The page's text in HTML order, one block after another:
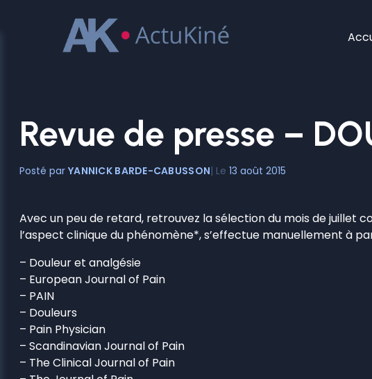
Revue de presse –
YANNICK BARDE-CABUSSON 13 août 2015
Avec un peu de retard, retrouvez la sélection du mois de juillet
l’aspect clinique du phénomène*, s’effectue manuellement à
– Douleur et analgésie
– European Journal of Pain
– PAIN
– Douleurs
– Pain Physician
– Scandinavian Journal of Pain
– The Clinical Journal of Pain